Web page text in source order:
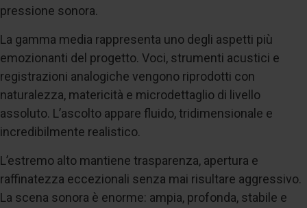
pressione sonora.
La gamma media rappresenta uno degli aspetti più
emozionanti del progetto. Voci, strumenti acustici e
registrazioni analogiche vengono riprodotti con
naturalezza, matericità e microdettaglio di livello
assoluto. L’ascolto appare fluido, tridimensionale e
incredibilmente realistico.
L’estremo alto mantiene trasparenza, apertura e
raffinatezza eccezionali senza mai risultare aggressivo.
La scena sonora è enorme: ampia, profonda, stabile e